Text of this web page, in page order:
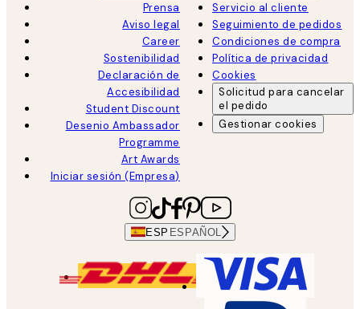
Prensa
Aviso legal
Career
Sostenibilidad
Declaración de
Accesibilidad
Student Discount
Desenio Ambassador
Programme
Art Awards
Iniciar sesión (Empresa)
Servicio al cliente
Seguimiento de pedidos
Condiciones de compra
Política de privacidad
Cookies
Solicitud para cancelar
el pedido
Gestionar cookies
ESP ESPAÑOL